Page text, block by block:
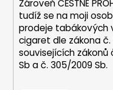
Zároveň ČESTNĚ
tudíž se na moji
prodeje tabákových
cigaret dle zákona
souvisejících zákonů
Sb a č. 305/2009 Sb.